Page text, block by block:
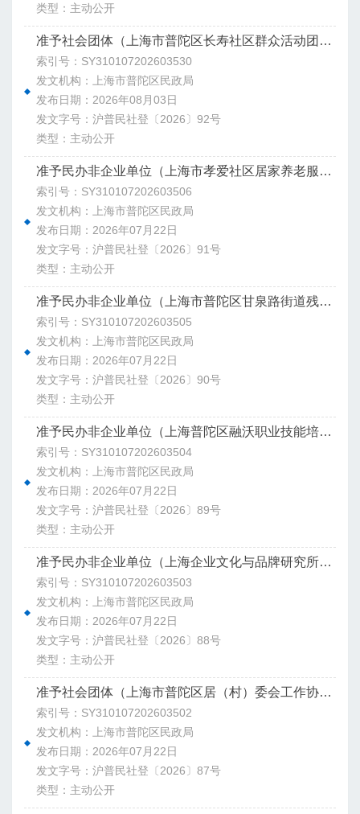
类型：主动公开
准予社会团体（上海市普陀区长寿社区群众活动团队联合会）注销登记决定书
索引号：SY310107202603530
发文机构：上海市普陀区民政局
发布日期：2026年08月03日
发文字号：沪普民社登〔2026〕92号
类型：主动公开
准予民办非企业单位（上海市孝爱社区居家养老服务社）变更登记决定书
索引号：SY310107202603506
发文机构：上海市普陀区民政局
发布日期：2026年07月22日
发文字号：沪普民社登〔2026〕91号
类型：主动公开
准予民办非企业单位（上海市普陀区甘泉路街道残疾人服务社）变更登记决定书
索引号：SY310107202603505
发文机构：上海市普陀区民政局
发布日期：2026年07月22日
发文字号：沪普民社登〔2026〕90号
类型：主动公开
准予民办非企业单位（上海普陀区融沃职业技能培训中心）变更登记决定书
索引号：SY310107202603504
发文机构：上海市普陀区民政局
发布日期：2026年07月22日
发文字号：沪普民社登〔2026〕89号
类型：主动公开
准予民办非企业单位（上海企业文化与品牌研究所）变更登记决定书
索引号：SY310107202603503
发文机构：上海市普陀区民政局
发布日期：2026年07月22日
发文字号：沪普民社登〔2026〕88号
类型：主动公开
准予社会团体（上海市普陀区居（村）委会工作协会）注销登记决定书
索引号：SY310107202603502
发文机构：上海市普陀区民政局
发布日期：2026年07月22日
发文字号：沪普民社登〔2026〕87号
类型：主动公开